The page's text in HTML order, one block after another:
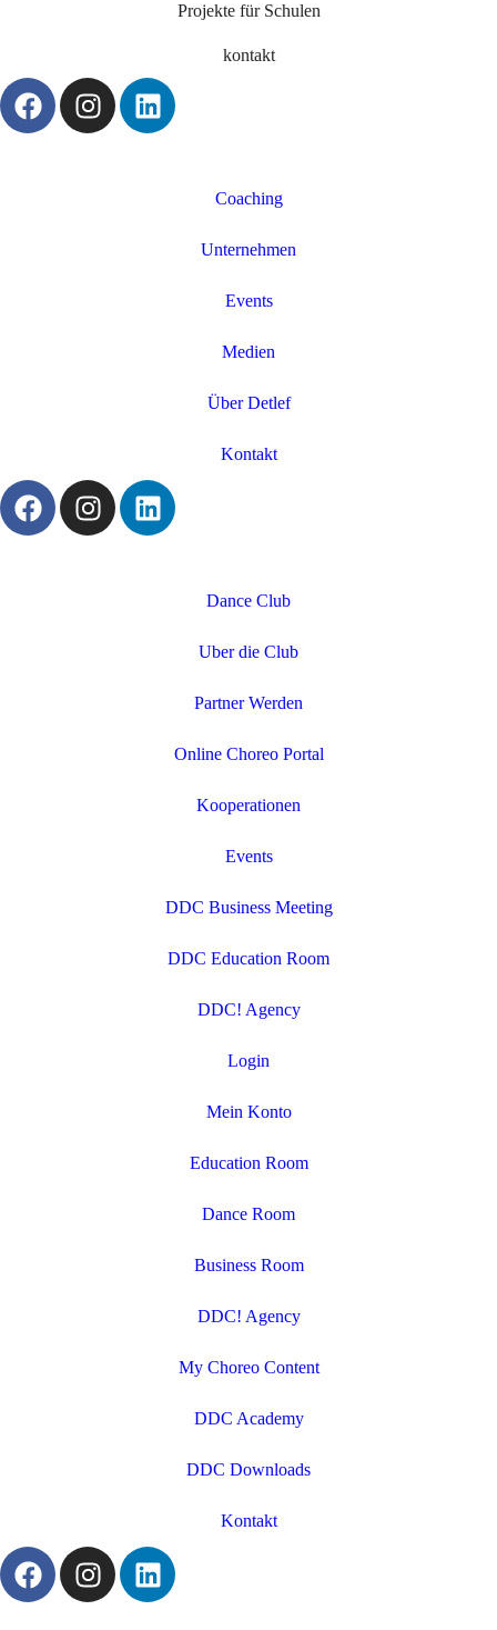
Projekte für Schulen
kontakt
Coaching
Unternehmen
Events
Medien
Über Detlef
Kontakt
Dance Club
Uber die Club
Partner Werden
Online Choreo Portal
Kooperationen
Events
DDC Business Meeting
DDC Education Room
DDC! Agency
Login
Mein Konto
Education Room
Dance Room
Business Room
DDC! Agency
My Choreo Content
DDC Academy
DDC Downloads
Kontakt